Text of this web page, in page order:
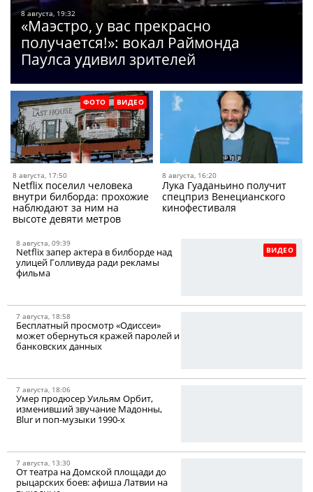
8 августа, 19:32
«Маэстро, у вас прекрасно
получается!»: вокал Раймонда
Паулса удивил зрителей
ФОТО ВИДЕО
8 августа, 17:50
Netflix поселил человека
внутри билборда: прохожие
наблюдают за ним на
высоте девяти метров
8 августа, 16:20
Лука Гуаданьино получит
спецприз Венецианского
кинофестиваля
ВИДЕО
8 августа, 09:39
Netflix запер актера в билборде над
улицей Голливуда ради рекламы
фильма
7 августа, 18:58
Бесплатный просмотр «Одиссеи»
может обернуться кражей паролей и
банковских данных
7 августа, 18:06
Умер продюсер Уильям Орбит,
изменивший звучание Мадонны,
Blur и поп-музыки 1990-х
7 августа, 13:30
От театра на Домской площади до
рыцарских боев: афиша Латвии на